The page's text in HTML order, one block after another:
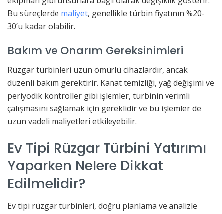
Bu süreçlerde maliyet, genellikle türbin fiyatının %20-
30’u kadar olabilir.
Bakım ve Onarım Gereksinimleri
Rüzgar türbinleri uzun ömürlü cihazlardır, ancak
düzenli bakım gerektirir. Kanat temizliği, yağ değişimi ve
periyodik kontroller gibi işlemler, türbinin verimli
çalışmasını sağlamak için gereklidir ve bu işlemler de
uzun vadeli maliyetleri etkileyebilir.
Ev Tipi Rüzgar Türbini Yatırımı
Yaparken Nelere Dikkat
Edilmelidir?
Ev tipi rüzgar türbinleri, doğru planlama ve analizle